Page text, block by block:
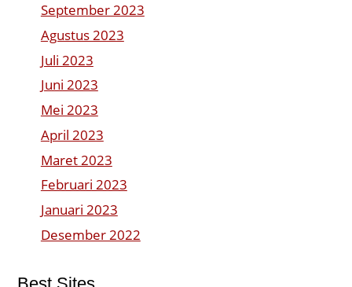
September 2023
Agustus 2023
Juli 2023
Juni 2023
Mei 2023
April 2023
Maret 2023
Februari 2023
Januari 2023
Desember 2022